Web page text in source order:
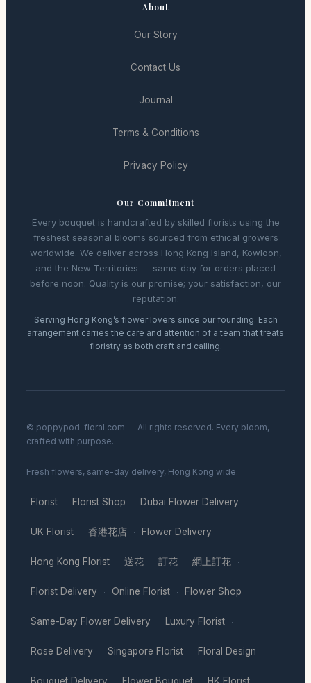
About
Our Story
Contact Us
Journal
Terms & Conditions
Privacy Policy
Our Commitment
Every bouquet is handcrafted by skilled florists using the
freshest seasonal blooms sourced from ethical growers
worldwide. We deliver across Hong Kong Island, Kowloon,
and the New Territories — same-day for orders placed
before noon. Quality is our promise; your satisfaction, our
reputation.
Serving Hong Kong’s flower lovers since our founding. Each
arrangement carries the care and attention of a team that treats
floristry as both craft and calling.
© poppypod-floral.com — All rights reserved. Every bloom,
crafted with purpose.
Fresh flowers, same-day delivery, Hong Kong wide.
Florist · Florist Shop · Dubai Flower Delivery ·
UK Florist · 香港花店 · Flower Delivery ·
Hong Kong Florist · 送花 · 訂花 · 網上訂花 ·
Florist Delivery · Online Florist · Flower Shop ·
Same-Day Flower Delivery · Luxury Florist ·
Rose Delivery · Singapore Florist · Floral Design ·